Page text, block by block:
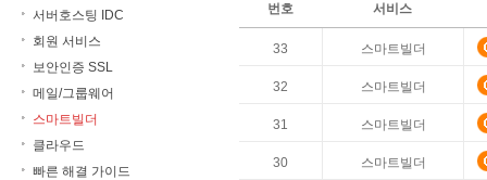
서버호스팅 IDC
회원 서비스
보안인증 SSL
메일/그룹웨어
스마트빌더
클라우드
빠른 해결 가이드
번호 서비스
33 스마트빌더
32 스마트빌더
31 스마트빌더
30 스마트빌더